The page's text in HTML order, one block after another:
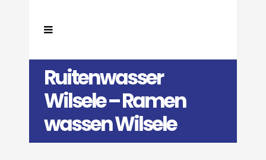
Ruitenwasser
Wilsele – Ramen
wassen Wilsele